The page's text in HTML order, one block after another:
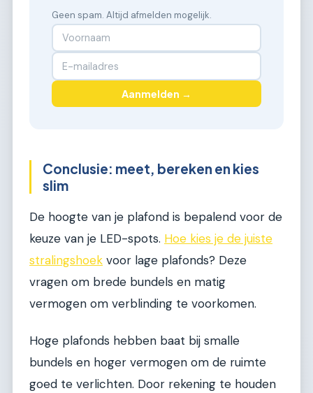
Geen spam. Altijd afmelden mogelijk.
Aanmelden →
Conclusie: meet, bereken en kies
slim
De hoogte van je plafond is bepalend voor de
keuze van je LED-spots. Hoe kies je de juiste
stralingshoek voor lage plafonds? Deze
vragen om brede bundels en matig
vermogen om verblinding te voorkomen.
Hoge plafonds hebben baat bij smalle
bundels en hoger vermogen om de ruimte
goed te verlichten. Door rekening te houden